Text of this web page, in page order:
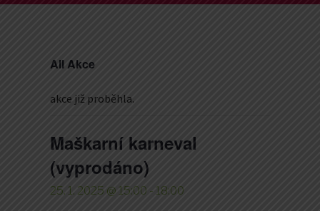
All Akce
akce již proběhla.
Maškarní karneval
(vyprodáno)
25. 1. 2025 @ 15:00 - 18:00